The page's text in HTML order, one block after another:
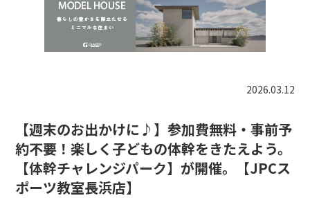
2026.03.12
【週末のお出かけに♪】参加費無料・事前予
約不要！楽しく子どもの体幹をきたえよう。
【体幹チャレンジパーク】が開催。【JPCス
ポーツ教室長浜店】